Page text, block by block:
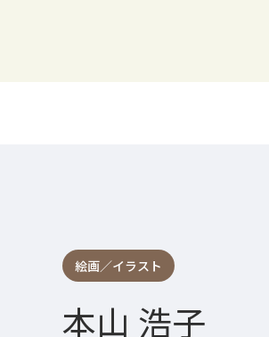
絵画／イラスト
本山 浩子